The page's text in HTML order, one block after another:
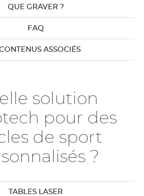
QUE GRAVER ?
FAQ
ASSOCIÉS
solution
pour des
de sport
?
TABLES LASER